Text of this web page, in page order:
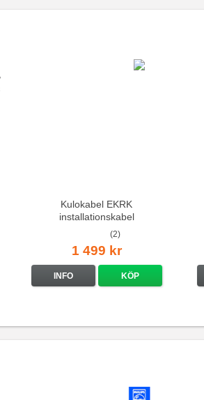
Kulokabel EKRK
installationskabel
(2)
1 499 kr
INFO KÖP